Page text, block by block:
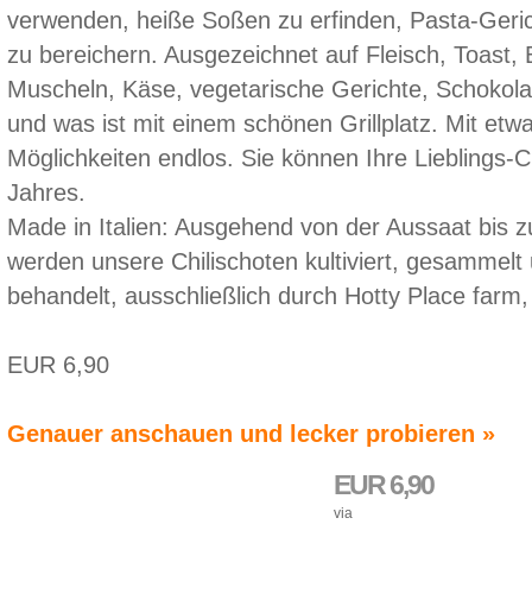
verwenden, heiße Soßen zu erfinden, Pasta-
zu bereichern. Ausgezeichnet auf Fleisch, Toast,
Muscheln, Käse, vegetarische Gerichte,
und was ist mit einem schönen Grillplatz. Mit
Möglichkeiten endlos. Sie können Ihre Lieblings-
Jahres.
Made in Italien: Ausgehend von der Aussaat bis
werden unsere Chilischoten kultiviert,
behandelt, ausschließlich durch Hotty Place
EUR 6,90
Genauer anschauen und lecker probieren »
EUR 6,90
via